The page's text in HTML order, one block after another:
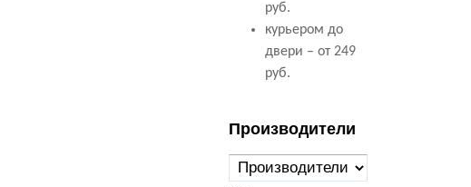
руб.
курьером до
двери – от 249
руб.
Производители